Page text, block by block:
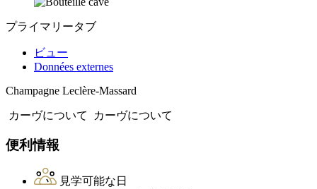
プライマリータブ
ビュー
Données externes
Champagne Leclère-Massard
カーヴについて カーヴについて
便利情報
見学可能な日